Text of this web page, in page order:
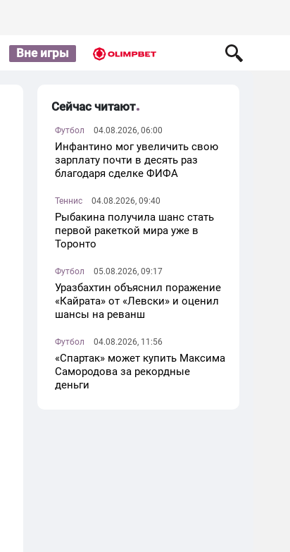
Вне игры
Сейчас читают
Футбол 04.08.2026, 06:00
Инфантино мог увеличить свою
зарплату почти в десять раз
благодаря сделке ФИФА
Теннис 04.08.2026, 09:40
Рыбакина получила шанс стать
первой ракеткой мира уже в
Торонто
Футбол 05.08.2026, 09:17
Уразбахтин объяснил поражение
«Кайрата» от «Левски» и оценил
шансы на реванш
Футбол 04.08.2026, 11:56
«Спартак» может купить Максима
Самородова за рекордные
деньги